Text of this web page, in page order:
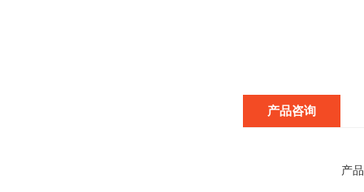
产品咨询
产